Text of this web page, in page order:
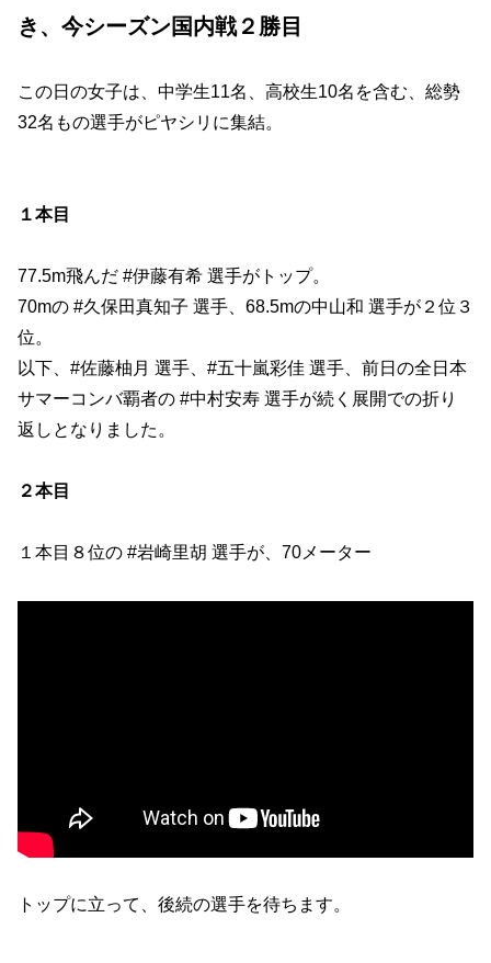
き、今シーズン国内戦２勝目
この日の女子は、中学生11名、高校生10名を含む、総勢
32名もの選手がピヤシリに集結。
１本目
77.5m飛んだ #伊藤有希 選手がトップ。
70mの #久保田真知子 選手、68.5mの中山和 選手が２位３
位。
以下、#佐藤柚月 選手、#五十嵐彩佳 選手、前日の全日本
サマーコンバ覇者の #中村安寿 選手が続く展開での折り
返しとなりました。
２本目
１本目８位の #岩崎里胡 選手が、70メーター
トップに立って、後続の選手を待ちます。